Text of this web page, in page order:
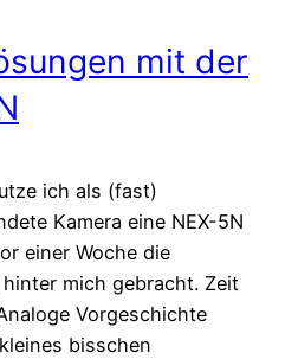
mit der
ich als (fast)
Kamera eine NEX-5N
einer Woche die
mich gebracht. Zeit
Vorgeschichte
bisschen